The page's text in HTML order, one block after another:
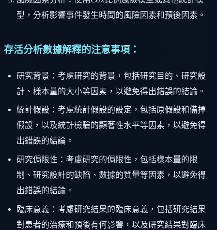
型，分析影響事件發生時間的風險因素和預後因素。
存活分析數據解釋的注意事項：
研究背景：考慮研究的背景，包括研究目的、研究設
計、樣本量的大小等因素，以避免得出錯誤的結論。
統計假設：考慮統計假設的設定，包括原假設和備擇
假設，以及統計檢驗的顯著性水平等因素，以避免得
出錯誤的結論。
研究侷限性：考慮研究的侷限性，包括樣本量的限
制、研究設計的缺陷、數據的質量等因素，以避免得
出錯誤的結論。
臨床意義：考慮研究結果的臨床意義，包括研究結果
對患者的治療和預後有何影響，以及研究結果對臨床